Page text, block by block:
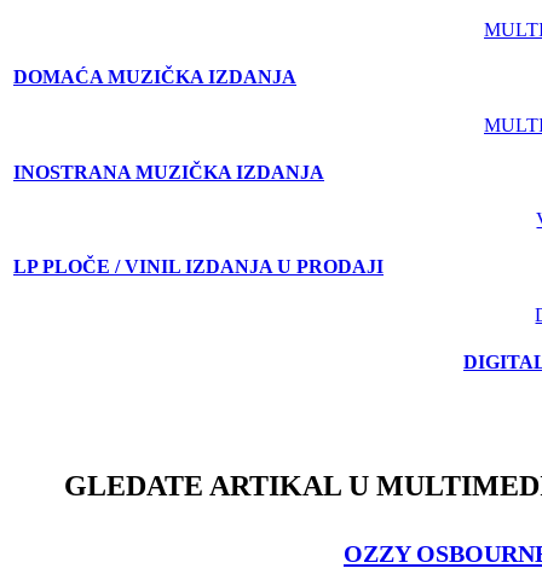
DOMAĆA MUZIČKA IZDANJA
INOSTRANA MUZIČKA IZDANJA
LP PLOČE / VINIL IZDANJA U PRODAJI
GLEDATE ARTIKAL U
OZZY